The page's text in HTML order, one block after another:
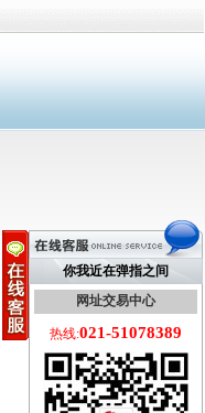
你我近在弹指之间
网址交易中心
热线:021-51078389